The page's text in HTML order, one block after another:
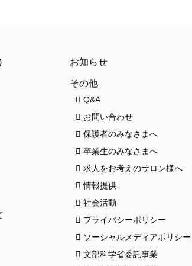
お知らせ
その他
Q&A
お問い合わせ
保護者のみなさまへ
卒業生のみなさまへ
求人をお考えのサロン様へ
情報提供
社会活動
プライバシーポリシー
ソーシャルメディアポリシー
文部科学省委託事業